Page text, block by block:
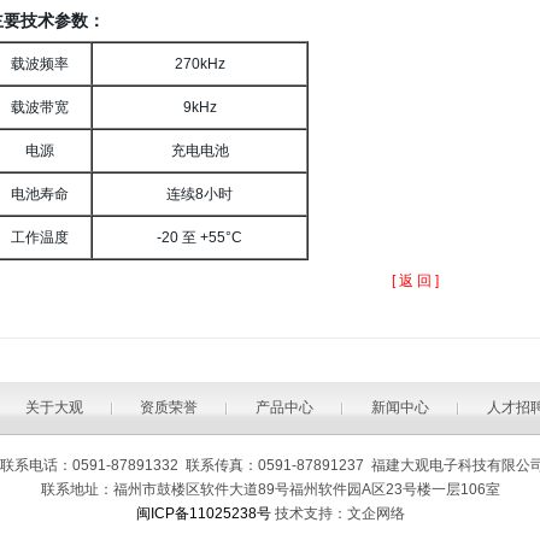
技术参数：
载波频率 270kHz
载波带宽 9kHz
电源 充电电池
电池寿命 连续8小时
工作温度 -20 至 +55°C
[ 返 回 ]
关于大观 资质荣誉 产品中心 新闻中心 人才招
系电话：0591-87891332 联系传真：0591-87891237 福建大观电子科技有限公司
联系地址：福州市鼓楼区软件大道89号福州软件园A区23号楼一层106室
闽ICP备11025238号技术支持： 文企网络